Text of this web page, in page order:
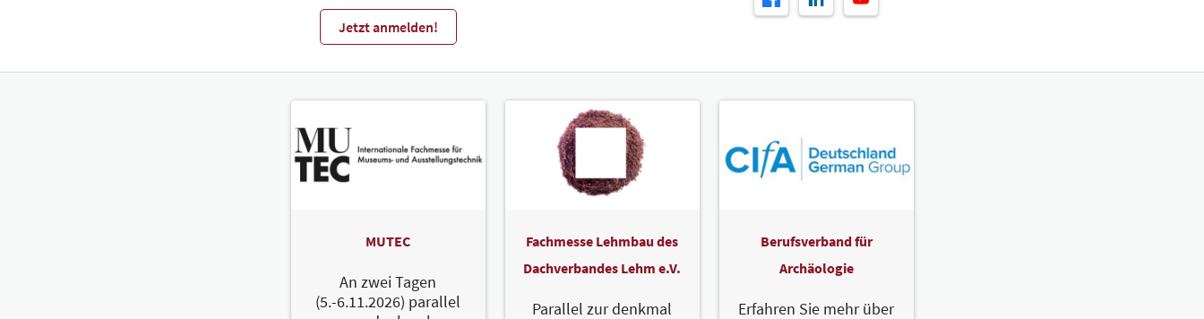
Jetzt anmelden!
MUTEC
An zwei Tagen
(5.-6.11.2026) parallel
Fachmesse Lehmbau des
Dachverbandes Lehm e.V.
Parallel zur denkmal
Berufsverband für
Archäologie
Erfahren Sie mehr über